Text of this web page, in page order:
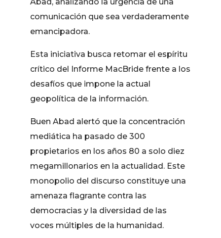
comunicación que sea verdaderamente
emancipadora.
Esta iniciativa busca retomar el espíritu
crítico del Informe MacBride frente a los
desafíos que impone la actual
geopolítica de la información.
Buen Abad alertó que la concentración
mediática ha pasado de 300
propietarios en los años 80 a solo diez
megamillonarios en la actualidad. Este
monopolio del discurso constituye una
amenaza flagrante contra las
democracias y la diversidad de las
voces múltiples de la humanidad.